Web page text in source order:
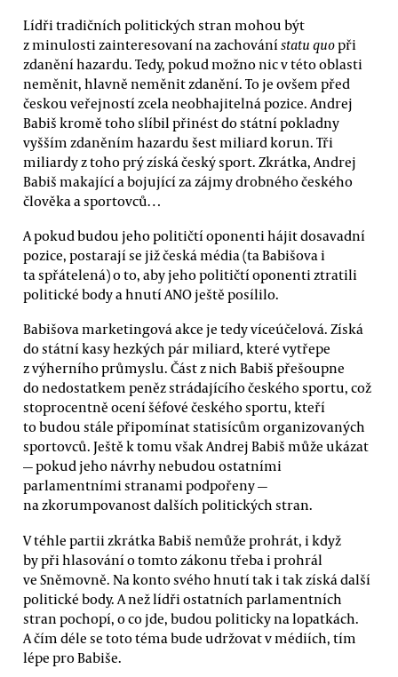
Lídři tradičních politických stran mohou být
z minulosti zainteresovaní na zachování statu quopři
zdanění hazardu. Tedy, pokud možno nic v této oblasti
neměnit, hlavně neměnit zdanění. To je ovšem před
českou veřejností zcela neobhajitelná pozice. Andrej
Babiš kromě toho slíbil přinést do státní pokladny
vyšším zdaněním hazardu šest miliard korun. Tři
miliardy z toho prý získá český sport. Zkrátka, Andrej
Babiš makající a bojující za zájmy drobného českého
člověka a sportovců…
A pokud budou jeho političtí oponenti hájit dosavadní
pozice, postarají se již česká média (ta Babišova i
ta spřátelená) o to, aby jeho političtí oponenti ztratili
politické body a hnutí ANO ještě posílilo.
Babišova marketingová akce je tedy víceúčelová. Získá
do státní kasy hezkých pár miliard, které vytřepe
z výherního průmyslu. Část z nich Babiš přešoupne
do nedostatkem peněz strádajícího českého sportu, což
stoprocentně ocení šéfové českého sportu, kteří
to budou stále připomínat statisícům organizovaných
sportovců. Ještě k tomu však Andrej Babiš může ukázat
— pokud jeho návrhy nebudou ostatními
parlamentními stranami podpořeny —
na zkorumpovanost dalších politických stran.
V téhle partii zkrátka Babiš nemůže prohrát, i když
by při hlasování o tomto zákonu třeba i prohrál
ve Sněmovně. Na konto svého hnutí tak i tak získá další
politické body. A než lídři ostatních parlamentních
stran pochopí, o co jde, budou politicky na lopatkách.
A čím déle se toto téma bude udržovat v médiích, tím
lépe pro Babiše.